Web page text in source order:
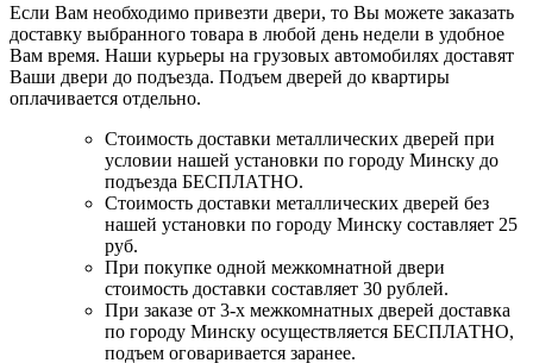
Если Вам необходимо привезти двери, то Вы можете заказать
доставку выбранного товара в любой день недели в удобное
Вам время. Наши курьеры на грузовых автомобилях доставят
Ваши двери до подъезда. Подъем дверей до квартиры
оплачивается отдельно.
Стоимость доставки металлических дверей при
условии нашей установки по городу Минску до
подъезда БЕСПЛАТНО.
Стоимость доставки металлических дверей без
нашей установки по городу Минску составляет 25
руб.
При покупке одной межкомнатной двери
стоимость доставки составляет 30 рублей.
При заказе от 3-х межкомнатных дверей доставка
по городу Минску осуществляется БЕСПЛАТНО,
подъем оговаривается заранее.